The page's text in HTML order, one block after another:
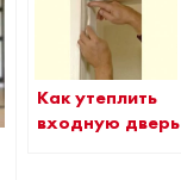
Как утеплить
входную дверь